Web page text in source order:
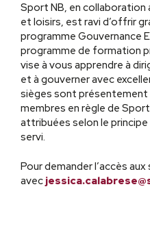
Sport NB, en
et loisirs, est ravi d’offrir
programme Gouvernance
programme de formation
vise à vous apprendre à
et à gouverner avec
sièges sont
membres en règle de
attribuées selon le
servi.
Pour demander l’accès
avec